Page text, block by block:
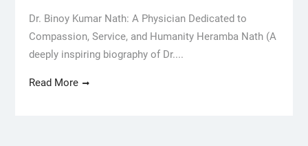
Dr. Binoy Kumar Nath: A Physician Dedicated to
Compassion, Service, and Humanity Heramba Nath (A
deeply inspiring biography of Dr....
Read More